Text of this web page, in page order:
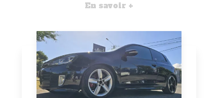
En savoir +